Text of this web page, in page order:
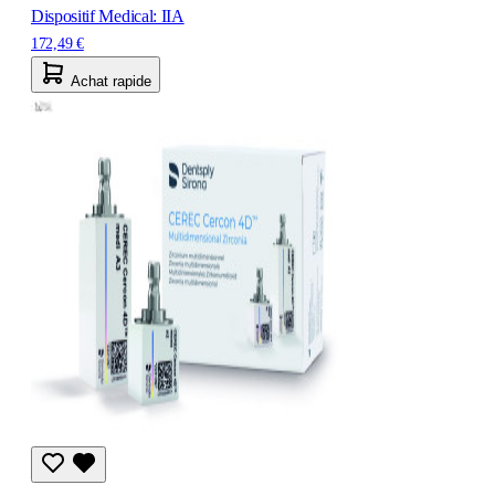
Dispositif Medical: IIA
172,49 €
Achat rapide